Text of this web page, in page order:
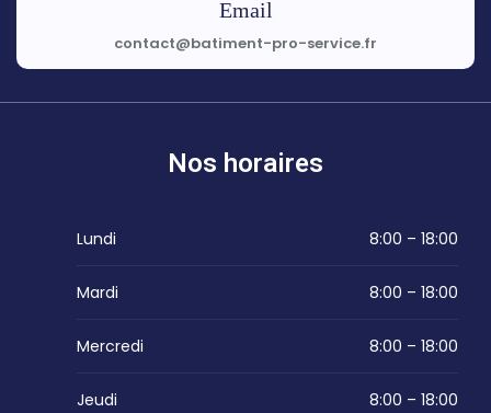
Email
contact@batiment-pro-service.fr
Nos horaires
Lundi 8:00 – 18:00
Mardi 8:00 – 18:00
Mercredi 8:00 – 18:00
Jeudi 8:00 – 18:00